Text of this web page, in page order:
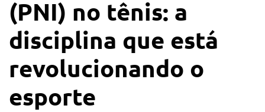
(PNI) no tênis: a
disciplina que está
revolucionando o
esporte